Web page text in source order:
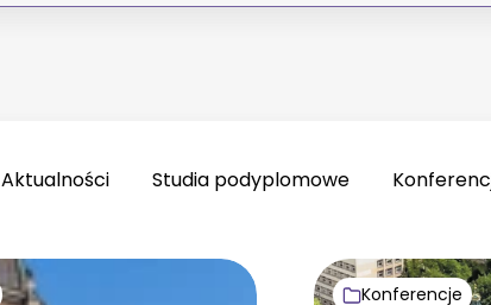
Aktualności Studia podyplomowe
Konferencje